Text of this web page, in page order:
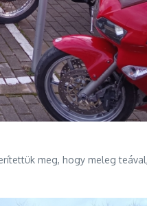
meg, hogy meleg